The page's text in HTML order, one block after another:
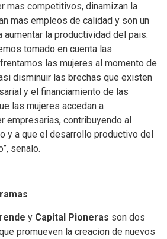
mas competitivos, dinamizan la
mas empleos de calidad y son un
aumentar la productividad del pais.
tomado en cuenta las
las mujeres al momento de
disminuir las brechas que existen
y el financiamiento de las
las mujeres accedan a
empresarias, contribuyendo al
y a que el desarrollo productivo del
senalo.
y Capital Pioneras son dos
promueven la creacion de nuevos